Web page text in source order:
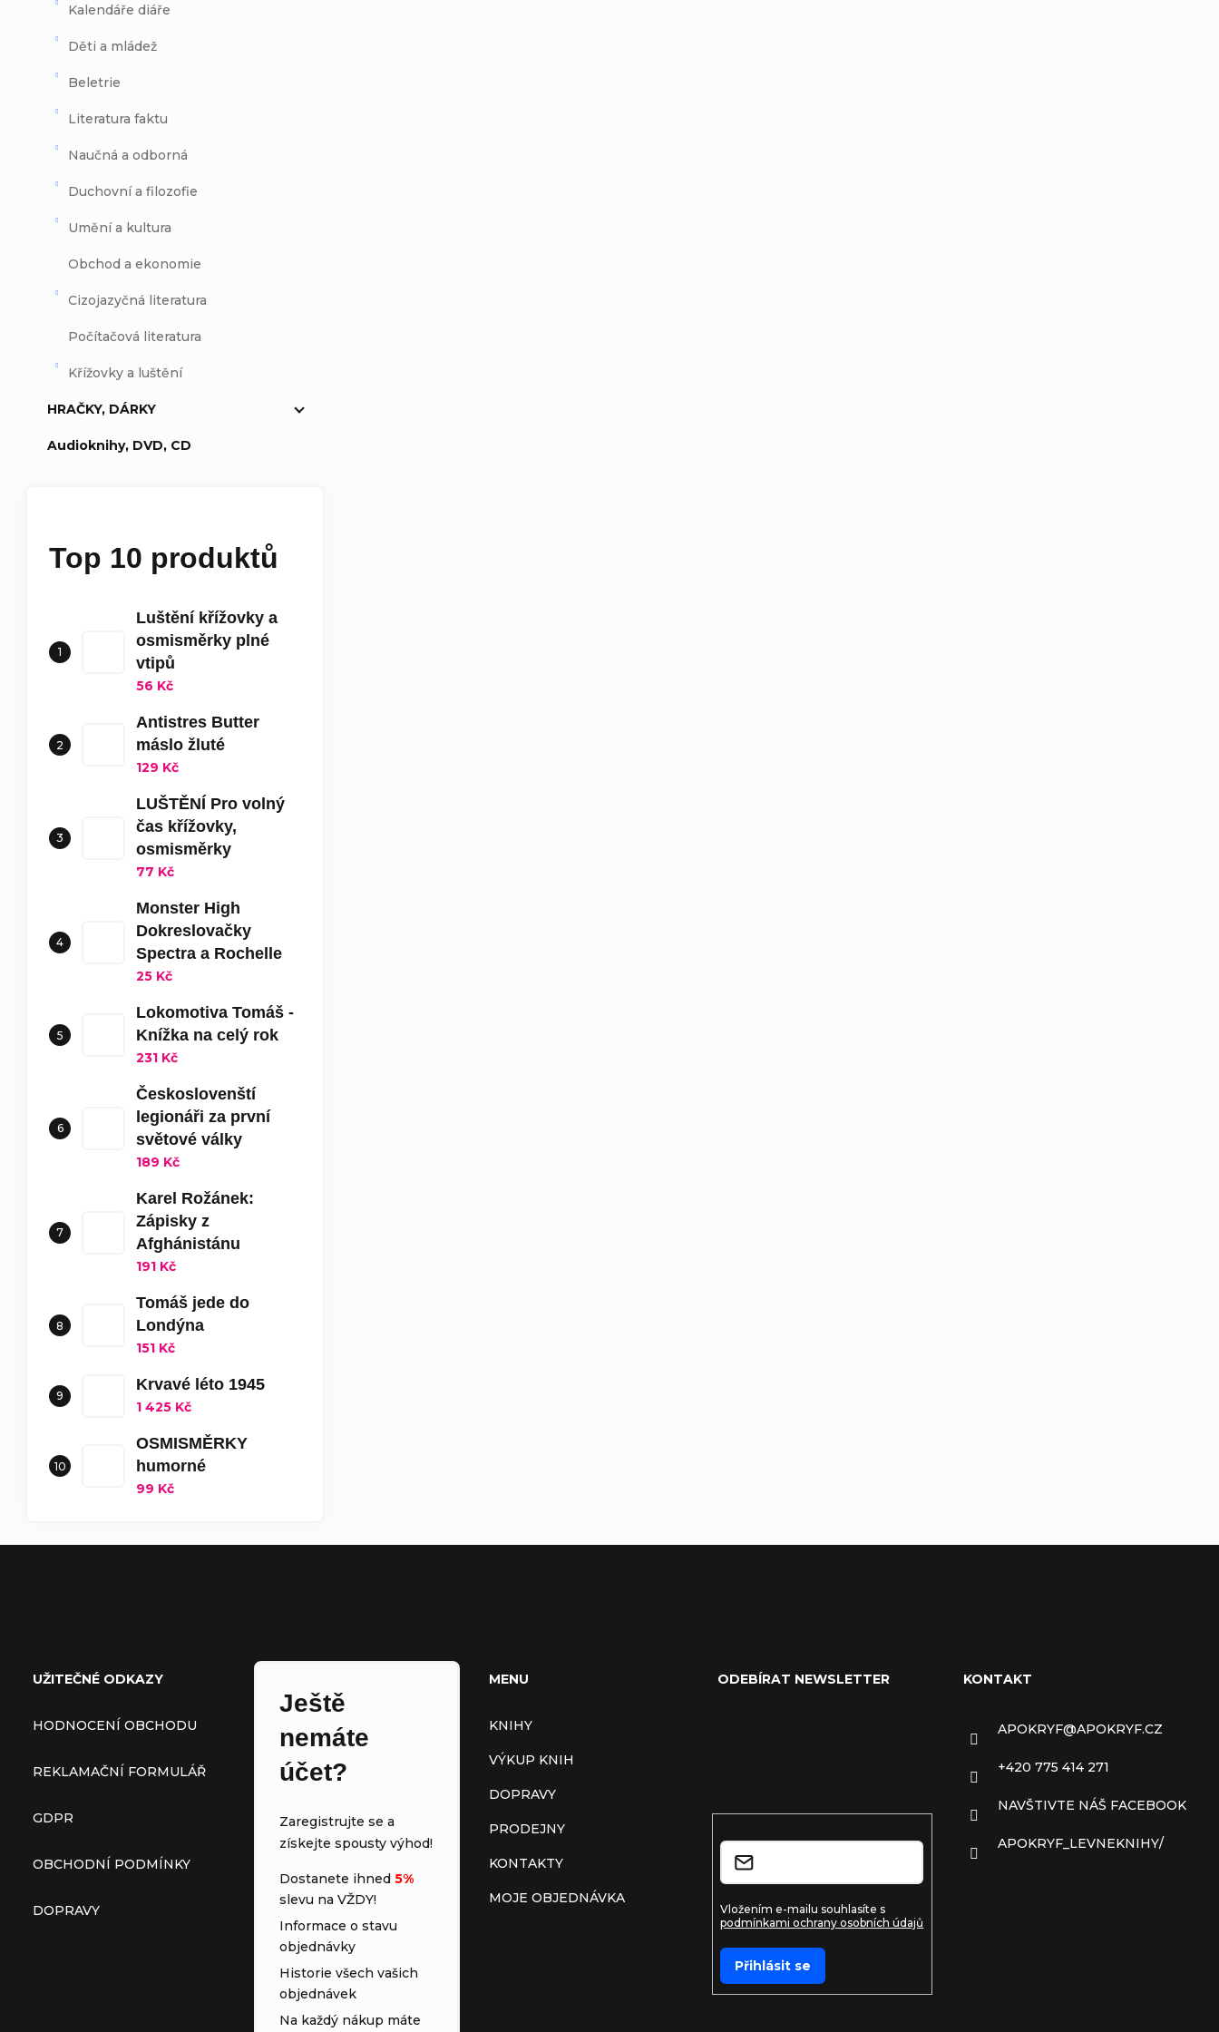
Kalendáře diáře
Děti a mládež
Beletrie
Literatura faktu
Naučná a odborná
Duchovní a filozofie
Umění a kultura
Obchod a ekonomie
Cizojazyčná literatura
Počítačová literatura
Křížovky a luštění
HRAČKY, DÁRKY
Audioknihy, DVD, CD
Top 10 produktů
Luštění křížovky a
osmisměrky plné
vtipů
56 Kč
Antistres Butter
máslo žluté
129 Kč
LUŠTĚNÍ Pro volný
čas křížovky,
osmisměrky
77 Kč
Monster High
Dokreslovačky
Spectra a Rochelle
25 Kč
Lokomotiva Tomáš -
Knížka na celý rok
231 Kč
Českoslovenští
legionáři za první
světové války
189 Kč
Karel Rožánek:
Zápisky z
Afghánistánu
191 Kč
Tomáš jede do
Londýna
151 Kč
Krvavé léto 1945
1 425 Kč
OSMISMĚRKY
humorné
99 Kč
UŽITEČNÉ ODKAZY
HODNOCENÍ OBCHODU
REKLAMAČNÍ FORMULÁŘ
GDPR
OBCHODNÍ PODMÍNKY
DOPRAVY
Ještě
nemáte
účet?
Zaregistrujte se a
získejte spousty výhod!
Dostanete ihned 5%
slevu na VŽDY!
Informace o stavu
objednávky
Historie všech vašich
objednávek
Na každý nákup máte
MENU
KNIHY
VÝKUP KNIH
DOPRAVY
PRODEJNY
KONTAKTY
MOJE OBJEDNÁVKA
ODEBÍRAT NEWSLETTER
Vložením e-mailu souhlasíte s
podmínkami ochrany osobních údajů
Přihlásit se
KONTAKT
APOKRYF@APOKRYF.CZ
+420 775 414 271
NAVŠTIVTE NÁŠ FACEBOOK
APOKRYF_LEVNEKNIHY/